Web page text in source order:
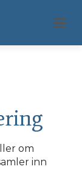
om
inn